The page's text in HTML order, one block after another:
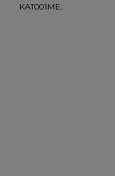
KAT001ME.